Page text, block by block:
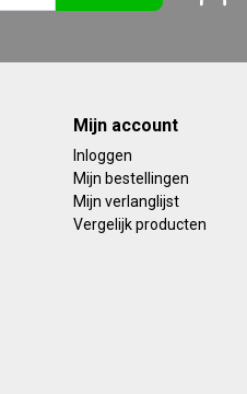
Mijn account
Inloggen
Mijn bestellingen
Mijn verlanglijst
Vergelijk producten